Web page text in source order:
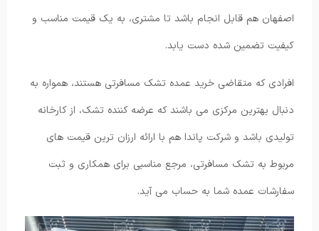
اصفهان هم قابل انجام باشد تا مشتری، به یک قیمت مناسب و
کیفیت تضمین شده دست یابد.
افرادی که متقاضی خرید عمده تشک مسافرتی هستند، همواره به
دنبال بهترین مرکزی می باشند که عرضه کننده تشک، از کارخانه
تولیدی باشد و شرکت پاندا هم با ارائه ارزان ترین قیمت های
مربوط به تشک مسافرتی، مرجع مناسبی برای همکاری و ثبت
سفارشات عمده شما به حساب می آید.